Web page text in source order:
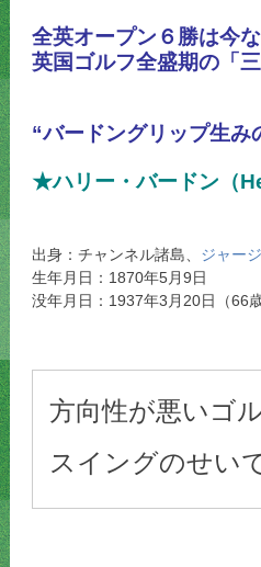
全英オープン６勝は今
英国ゴルフ全盛期の「
“バードングリップ生み
★ハリー・バードン（
出身：チャンネル諸島、 ジャー
生年月日：1870年5月9日
没年月日：1937年3月20日（66歳
方向性が悪いゴ
スイングのせい